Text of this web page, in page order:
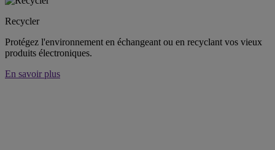
Recycler
Protégez l'environnement en échangeant ou en recyclant vos vieux
produits électroniques.
En savoir plus